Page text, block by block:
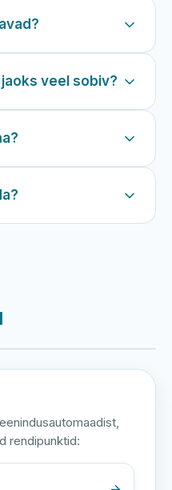
jaoks veel sobiv?
tehisjärv
Vanamõisa järv
järv
rendipunktid: